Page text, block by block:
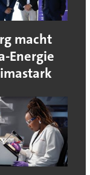
macht
Energie